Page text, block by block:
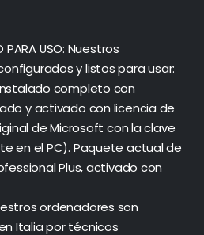
PARA USO: Nuestros
y listos para usar:
completo con
y activado con licencia de
de Microsoft con la clave
en el PC). Paquete actual de
Plus, activado con
ordenadores son
Italia por técnicos